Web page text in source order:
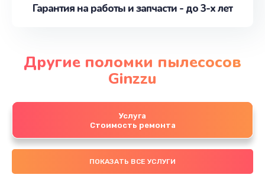
Гарантия на работы и запчасти - до 3-х лет
Другие поломки пылесосов
Ginzzu
Услуга
Стоимость ремонта
ПОКАЗАТЬ ВСЕ УСЛУГИ